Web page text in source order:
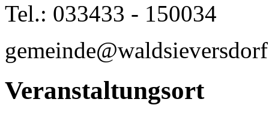
Tel.: 033433 - 150034
Veranstaltungsort